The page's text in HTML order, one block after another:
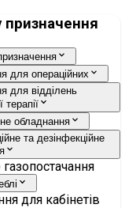
призначення
для операційних
для відділень
терапії
обладнання
та дезінфекційне
для кабінетів